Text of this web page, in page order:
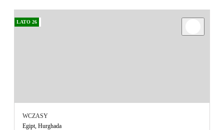
LATO 26
WCZASY
Egipt, Hurghada